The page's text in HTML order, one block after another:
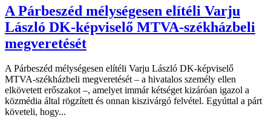
A Párbeszéd mélységesen elítéli Varju
László DK-képviselő MTVA-székházbeli
megveretését
A Párbeszéd mélységesen elítéli Varju László DK-képviselő
MTVA-székházbeli megveretését – a hivatalos személy ellen
elkövetett erőszakot –, amelyet immár kétséget kizáróan igazol a
közmédia által rögzített és onnan kiszivárgó felvétel. Egyúttal a párt
követeli, hogy...